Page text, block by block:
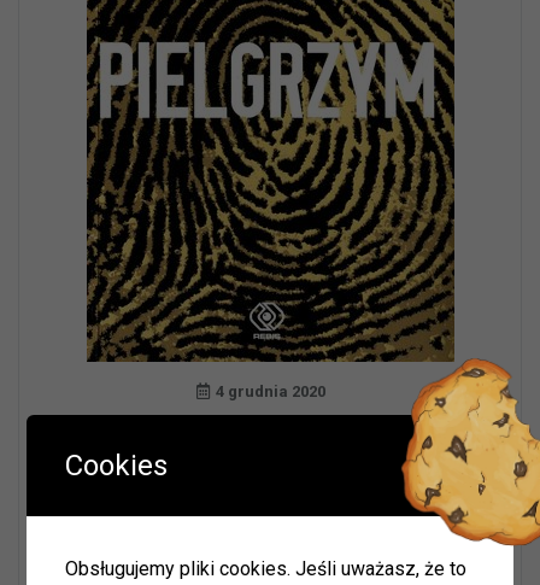
4 grudnia 2020
„Pielgrzym” to kryptonim człowieka, który oficjalnie
nie istnieje. Dawniej dowodził tajnym wydziałem
wewnętrznym amerykańskiego wywiadu. Swe zawodowe
doświadczenie zawarł w książce. Nie przewidział jednak,
Cookies
Obsługujemy pliki cookies. Jeśli uważasz, że to